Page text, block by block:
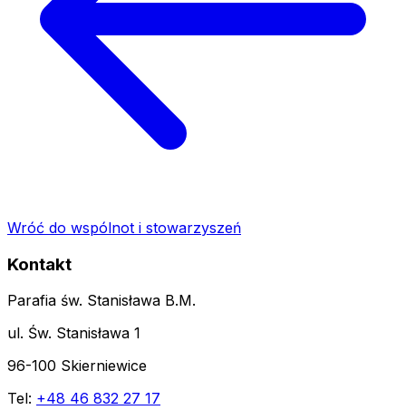
Wróć do wspólnot i stowarzyszeń
Kontakt
Parafia św. Stanisława B.M.
ul. Św. Stanisława 1
96-100 Skierniewice
Tel: +48 46 832 27 17